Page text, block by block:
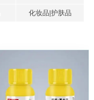
化妆品|护肤品